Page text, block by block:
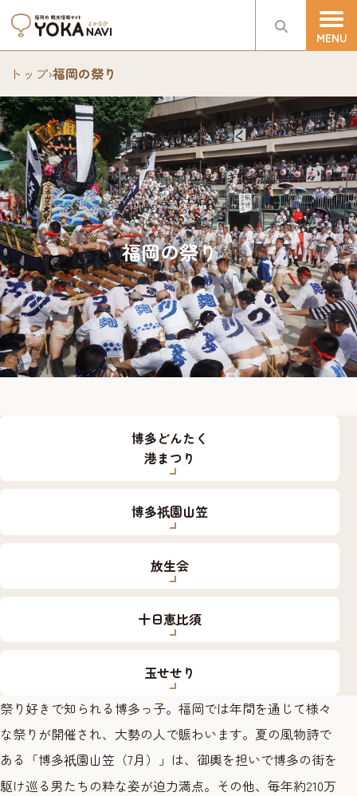
トップ›福岡の祭り
福岡の祭り
博多どんたく
港まつり
博多祇園山笠
放生会
十日恵比須
玉せせり
祭り好きで知られる博多っ子。福岡では年間を通じて様々
な祭りが開催され、大勢の人で賑わいます。夏の風物詩で
ある「博多祇園山笠（7月）」は、御輿を担いで博多の街を
駆け巡る男たちの粋な姿が迫力満点。その他、毎年約210万